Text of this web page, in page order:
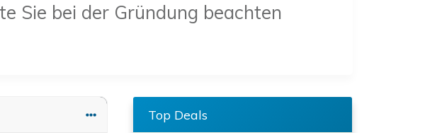
Sie bei der Gründung beachten
Top Deals